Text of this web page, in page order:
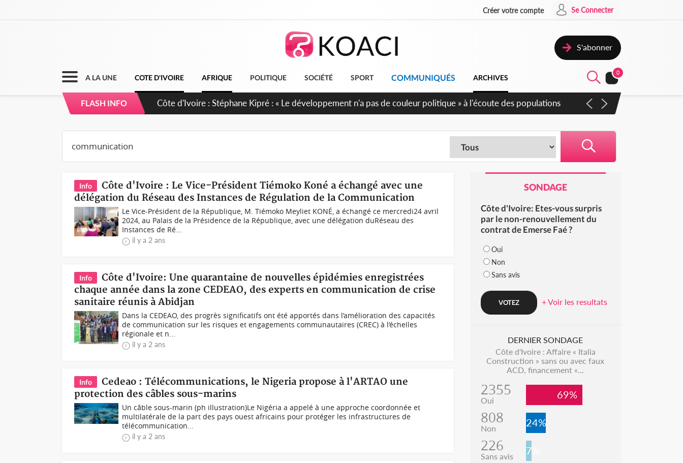
Créer votre compte Se Connecter
S'abonner
A LA UNE COTE D'IVOIRE AFRIQUE POLITIQUE SOCIÉTÉ SPORT COMMUNIQUÉS ARCHIVES
0
FLASH INFO Mali : Les FAMa accueillent 254 anciens combattants issus de groupes armés
Info
Côte d'Ivoire : Le Vice-Président Tiémoko Koné a échangé avec une
délégation du Réseau des Instances de Régulation de la Communication
Le Vice-Président de la République, M. Tiémoko Meyliet KONÉ, a échangé ce mercredi24 avril
2024, au Palais de la Présidence de la République, avec une délégation duRéseau des
Instances de Ré...
il y a 2 ans
Info
Côte d'Ivoire: Une quarantaine de nouvelles épidémies enregistrées
chaque année dans la zone CEDEAO, des experts en communication de crise
sanitaire réunis à Abidjan
Dans la CEDEAO, des progrès significatifs ont été apportés dans l’amélioration des capacités
de communication sur les risques et engagements communautaires (CREC) à l’échelles
régionale et n...
il y a 2 ans
Info
Cedeao : Télécommunications, le Nigeria propose à l'ARTAO une
protection des câbles sous-marins
Un câble sous-marin (ph illustration)Le Nigéria a appelé à une approche coordonnée et
multilatérale de la part des pays ouest africains pour protéger les infrastructures de
télécommunication...
il y a 2 ans
SONDAGE
Côte d'Ivoire: Etes-vous surpris
par le non-renouvellement du
contrat de Emerse Faé ?
Oui
Non
Sans avis
+ Voir les resultats
DERNIER SONDAGE
Côte d'Ivoire : Affaire « Italia
Construction » sans ou avec faux
ACD, financement «...
2355
Oui 69%
808
Non 24%
226
Sans avis 7%